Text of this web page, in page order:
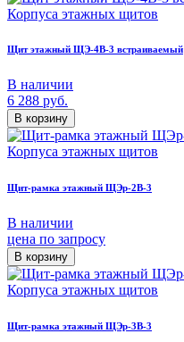
Корпуса этажных щитов
Щит этажный ЩЭ-4В-3 встраиваемый
В наличии
6 288 руб.
В корзину
Корпуса этажных щитов
Щит-рамка этажный ЩЭр-2В-3
В наличии
цена по запросу
В корзину
Корпуса этажных щитов
Щит-рамка этажный ЩЭр-3В-3